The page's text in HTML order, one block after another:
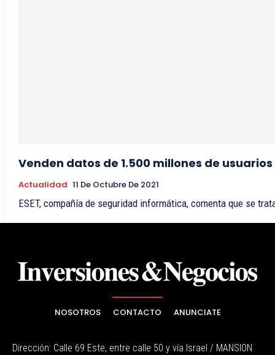
Venden datos de 1.500 millones de
Actualidad 11 De Octubre De 2021
ESET, compañía de seguridad informática, comenta que se
NOSOTROS CONTACTO ANUNCIATE
Dirección: Calle 69 Este, entre calle 50 y vía Israel / MANSION